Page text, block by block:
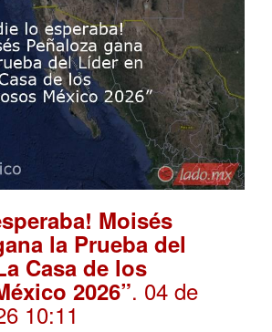
Moisés
la Prueba del
Casa de los
2026”. 04 de
10:11